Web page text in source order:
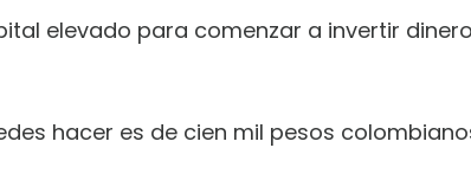
elevado para comenzar a invertir
hacer es de cien mil pesos